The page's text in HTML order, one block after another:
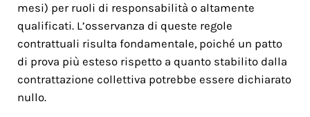
mesi) per ruoli di responsabilità o altamente
qualificati. L’osservanza di queste regole
contrattuali risulta fondamentale, poiché un patto
di prova più esteso rispetto a quanto stabilito dalla
contrattazione collettiva potrebbe essere dichiarato
nullo.